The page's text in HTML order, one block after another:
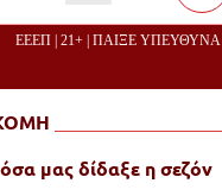
ΕΕΕΠ | 21+ | ΠΑΙΞΕ ΥΠΕΥΘΥΝΑ
μας δίδαξε η σεζόν